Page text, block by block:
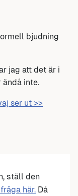
bjudning
jag att det är i
ändå inte.
ser ut >>
ställ den
här. Då